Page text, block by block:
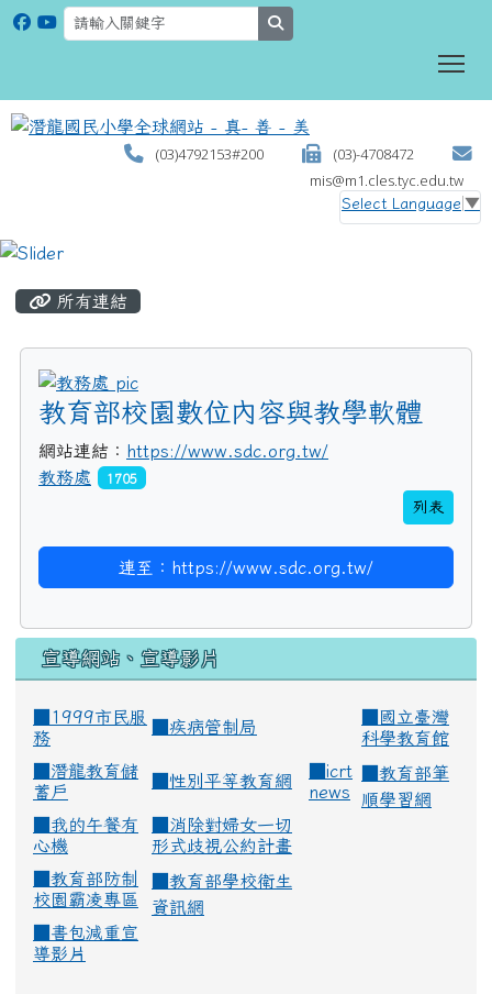
(03)4792153#200
(03)-4708472
mis@m1.cles.tyc.edu.tw
Select Language ▼
所有連結
title:教務處
教育部校園數位內容與教學軟體
網站連結： https://www.sdc.org.tw/
教務處
1705
列表
連至：https://www.sdc.org.tw/
宣導網站、宣導影片
■1999市民服
務
疾病管制局
國立臺灣
科學教育館
潛龍教育儲
蓄戶
性別平等教育網
icrt
news
教育部筆
順學習網
我的午餐有
心機
消除對婦女一切
形式歧視公約計畫
教育部防制
校園霸凌專區
教育部學校衛生
資訊網
書包減重宣
導影片